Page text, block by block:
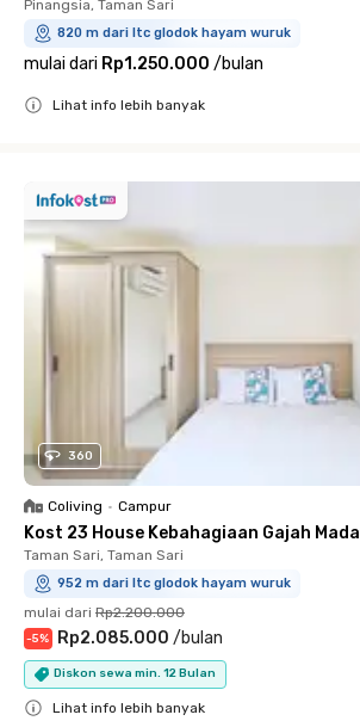
Pinangsia, Taman Sari
820 m dari ltc glodok hayam wuruk
mulai dari Rp1.250.000 /bulan
Lihat info lebih banyak
360
Coliving • Campur
Kost 23 House Kebahagiaan Gajah Mada
Taman Sari, Taman Sari
952 m dari ltc glodok hayam wuruk
mulai dari Rp2.200.000
-5% Rp2.085.000 /bulan
Diskon sewa min. 12 Bulan
Lihat info lebih banyak